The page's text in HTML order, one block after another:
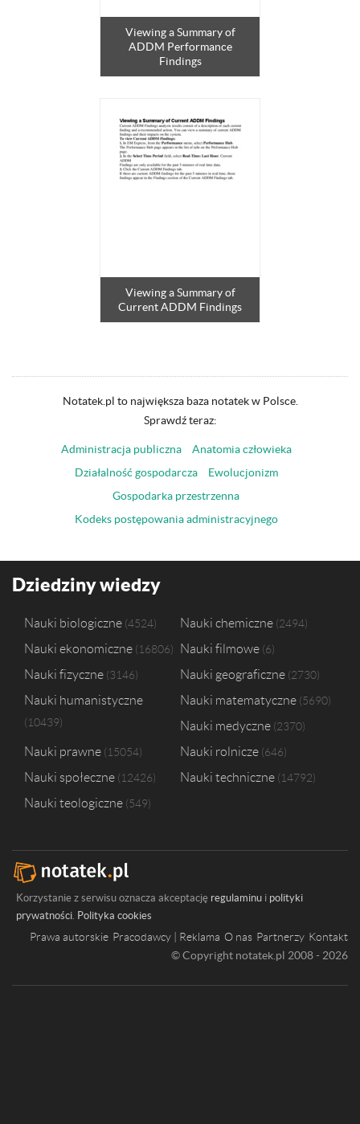
Viewing a Summary of
ADDM Performance
Findings
Viewing a Summary of
Current ADDM Findings
Notatek.pl to największa baza notatek w Polsce.
Sprawdź teraz:
Administracja publiczna
Anatomia człowieka
Działalność gospodarcza
Ewolucjonizm
Gospodarka przestrzenna
Kodeks postępowania administracyjnego
Dziedziny wiedzy
Nauki biologiczne 4524 Nauki chemiczne 2494
Nauki ekonomiczne 16806 Nauki filmowe 6
Nauki fizyczne 3146 Nauki geograficzne 2730
Nauki humanistyczne
10439
Nauki matematyczne 5690
Nauki medyczne 2370
Nauki prawne 15054 Nauki rolnicze 646
Nauki społeczne 12426 Nauki techniczne 14792
Nauki teologiczne 549
Korzystanie z serwisu oznacza akceptację regulaminu i polityki
prywatności. Polityka cookies
Prawa autorskie Pracodawcy | Reklama O nas Partnerzy Kontakt
© Copyright notatek.pl 2008 - 2026